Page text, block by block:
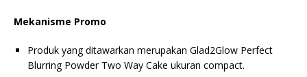
Mekanisme Promo
Produk yang ditawarkan merupakan Glad2Glow Perfect
Blurring Powder Two Way Cake ukuran compact.